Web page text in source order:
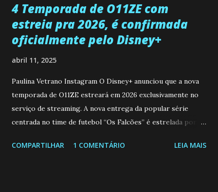
4 Temporada de O11ZE com
estreia pra 2026, é confirmada
oficialmente pelo Disney+
abril 11, 2025
Paulina Vetrano Instagram O Disney+ anunciou que a nova
temporada de O11ZE estreará em 2026 exclusivamente no
serviço de streaming. A nova entrega da popular série
centrada no time de futebol “Os Falcões” é estrelada por
Brum (Dedé), que voltam a interpretar seus personagens
COMPARTILHAR 1 COMENTÁRIO LEIA MAIS